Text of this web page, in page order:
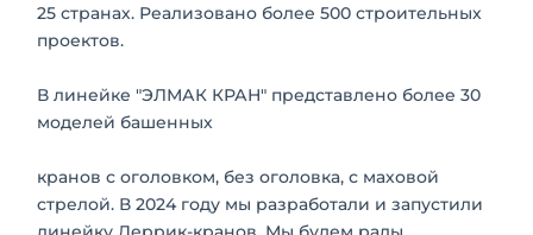
25 странах. Реализовано более 500 строительных
проектов.
В линейке "ЭЛМАК КРАН" представлено более 30
моделей башенных
кранов с оголовком, без оголовка, с маховой
стрелой. В 2024 году мы разработали и запустили